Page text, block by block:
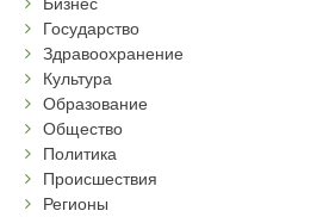
Государство
Здравоохранение
Культура
Образование
Общество
Политика
Происшествия
Регионы